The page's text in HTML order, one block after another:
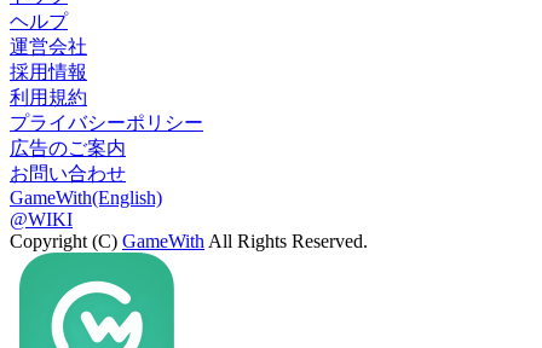
ヘルプ
運営会社
採用情報
利用規約
プライバシーポリシー
広告のご案内
お問い合わせ
GameWith(English)
@WIKI
Copyright (C) GameWith All Rights Reserved.